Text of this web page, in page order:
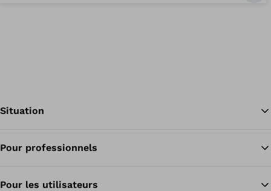
Situation
Pour professionnels
Pour les utilisateurs